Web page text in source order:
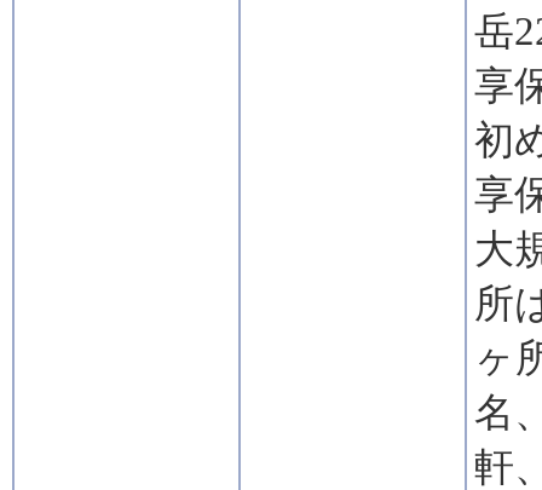
岳
享
初
享
大
所
ヶ
名
軒